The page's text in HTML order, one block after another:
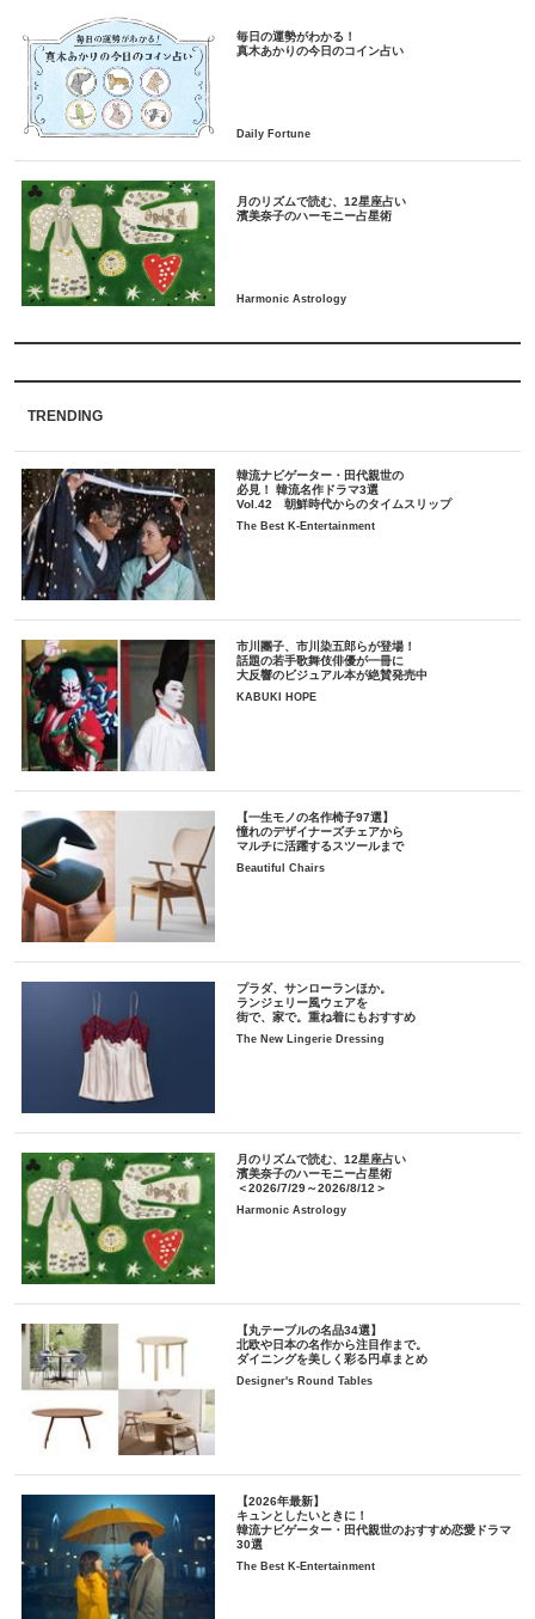
毎日の運勢がわかる！
月のリズムで読む、12星座占い
TRENDING
韓流ナビゲーター・田代親世の
必見！ 韓流名作ドラマ3選
Vol.42 朝鮮時代からのタイムスリップ
The Best K-Entertainment
市川團子、市川染五郎らが登場！
話題の若手歌舞伎俳優が一冊に
大反響のビジュアル本が絶賛発売中
KABUKI HOPE
【一生モノの名作椅子97選】
憧れのデザイナーズチェアから
マルチに活躍するスツールまで
Beautiful Chairs
プラダ、サンローランほか。
ランジェリー風ウェアを
街で、家で。重ね着にもおすすめ
The New Lingerie Dressing
月のリズムで読む、12星座占い
濱美奈子のハーモニー占星術
＜2026/7/29～2026/8/12＞
Harmonic Astrology
【丸テーブルの名品34選】
北欧や日本の名作から注目作まで。
ダイニングを美しく彩る円卓まとめ
Designer's Round Tables
【2026年最新】
キュンとしたいときに！
韓流ナビゲーター・田代親世のおすすめ恋愛ドラマ
30選
The Best K-Entertainment